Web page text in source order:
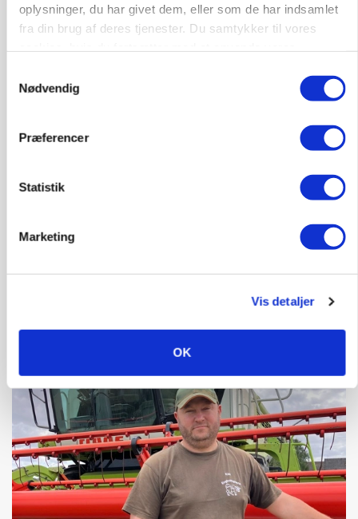
oplysninger, du har givet dem, eller som de har indsamlet
fra din brug af deres tjenester. Du samtykker til vores
Nødvendig
Præferencer
Statistik
Marketing
Vis detaljer
OK
9681, Ranum
Kalvepasser til ejendom i udvikling søges
Klimastald
03. aug.